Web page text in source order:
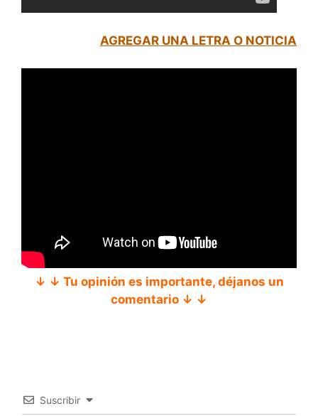
AGREGAR UNA LETRA O NOTICIA
↓ ↓ Tu opinión es importante, déjanos un
comentario ↓ ↓
Suscribir